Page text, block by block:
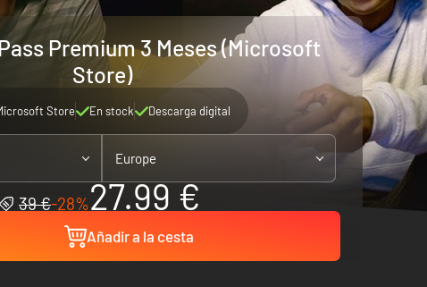
Premium 3 Meses (Microsoft
Store)
Store En stock Descarga digital
Europe
39 €-28%27.99 €
Añadir a la cesta